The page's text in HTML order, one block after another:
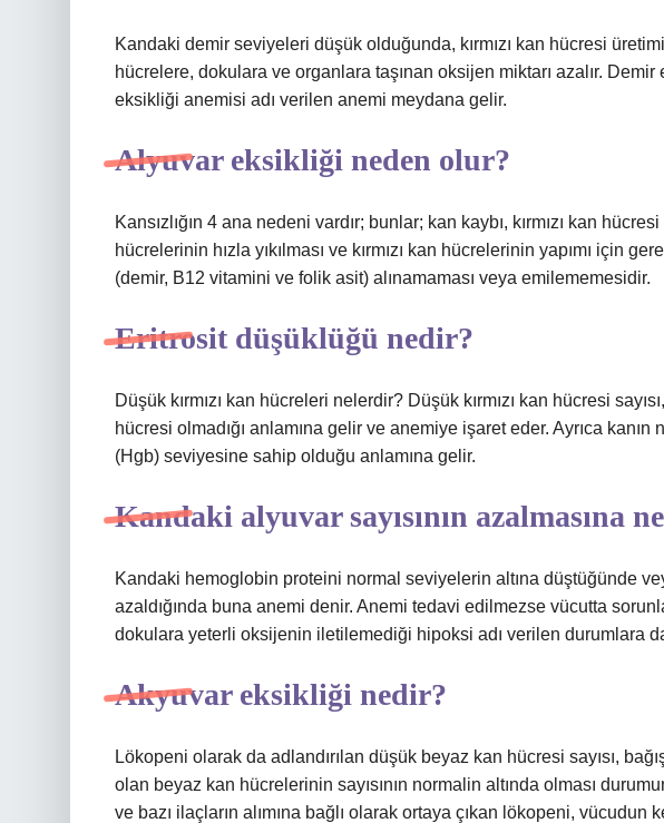
Kandaki demir seviyeleri düşük olduğunda, kırmızı kan hücresi
hücrelere, dokulara ve organlara taşınan oksijen miktarı azalır.
eksikliği anemisi adı verilen anemi meydana gelir.
Alyuvar eksikliği neden olur?
Kansızlığın 4 ana nedeni vardır; bunlar; kan kaybı, kırmızı kan
hücrelerinin hızla yıkılması ve kırmızı kan hücrelerinin yapımı için
(demir, B12 vitamini ve folik asit) alınamaması veya emilememesidir.
Eritrosit düşüklüğü nedir?
Düşük kırmızı kan hücreleri nelerdir? Düşük kırmızı kan hücresi
hücresi olmadığı anlamına gelir ve anemiye işaret eder. Ayrıca
(Hgb) seviyesine sahip olduğu anlamına gelir.
Kandaki alyuvar sayısının azalmasına
Kandaki hemoglobin proteini normal seviyelerin altına düştüğünde
azaldığında buna anemi denir. Anemi tedavi edilmezse vücutta
dokulara yeterli oksijenin iletilemediği hipoksi adı verilen durumlara
Akyuvar eksikliği nedir?
Lökopeni olarak da adlandırılan düşük beyaz kan hücresi sayısı,
olan beyaz kan hücrelerinin sayısının normalin altında olması
ve bazı ilaçların alımına bağlı olarak ortaya çıkan lökopeni,